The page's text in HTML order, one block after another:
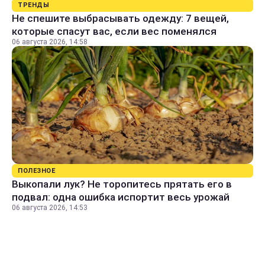
ТРЕНДЫ
Не спешите выбрасывать одежду: 7 вещей,
которые спасут вас, если вес поменялся
06 августа 2026, 14:58
ПОЛЕЗНОЕ
Выкопали лук? Не торопитесь прятать его в
подвал: одна ошибка испортит весь урожай
06 августа 2026, 14:53